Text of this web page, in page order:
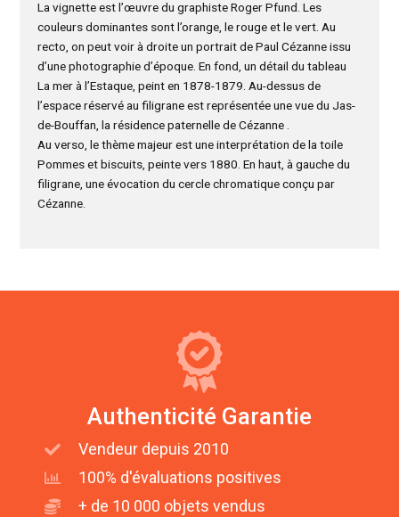
La vignette est l’œuvre du graphiste Roger Pfund. Les
couleurs dominantes sont l’orange, le rouge et le vert. Au
recto, on peut voir à droite un portrait de Paul Cézanne issu
d’une photographie d’époque. En fond, un détail du tableau
La mer à l’Estaque, peint en 1878-1879. Au-dessus de
l’espace réservé au filigrane est représentée une vue du Jas-
de-Bouffan, la résidence paternelle de Cézanne .
Au verso, le thème majeur est une interprétation de la toile
Pommes et biscuits, peinte vers 1880. En haut, à gauche du
filigrane, une évocation du cercle chromatique conçu par
Cézanne.
Authenticité Garantie
Vendeur depuis 2010
100% d'évaluations positives
+ de 10 000 objets vendus